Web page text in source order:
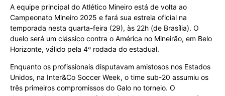
A equipe principal do Atlético Mineiro está de volta ao
Campeonato Mineiro 2025 e fará sua estreia oficial na
temporada nesta quarta-feira (29), às 22h (de Brasília). O
duelo será um clássico contra o América no Mineirão, em Belo
Horizonte, válido pela 4ª rodada do estadual.
Enquanto os profissionais disputavam amistosos nos Estados
Unidos, na Inter&Co Soccer Week, o time sub-20 assumiu os
três primeiros compromissos do Galo no torneio. O